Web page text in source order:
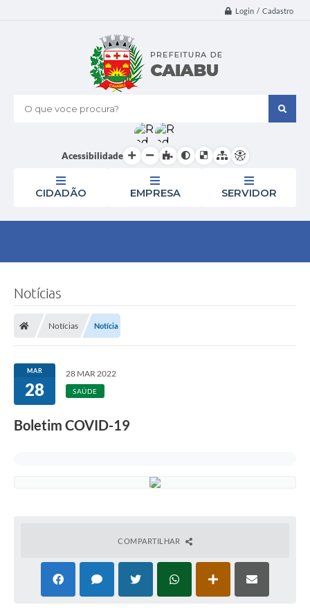
Login / Cadastro
O que voce procura?
Acessibilidade
CIDADÃO EMPRESA SERVIDOR
Notícias
Notícias Notícia
MAR
28
28 MAR 2022
SAÚDE
Boletim COVID-19
COMPARTILHAR